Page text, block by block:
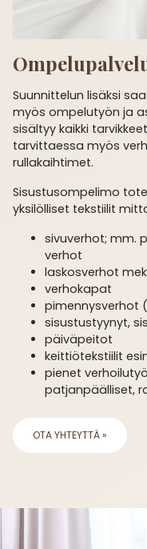
Suunnittelun lisäksi
myös ompelutyön ja
sisältyy kaikki
tarvittaessa myös
rullakaihtimet.
Sisustus­ompelimo
yksilölliset tekstiilit
sivuverhot; mm.
verhot
laskosverhot
verhokapat
pimennysverhot
sisustustyynyt,
päiväpeitot
keittiö­tekstiilit
pienet
patjanpäälliset,
OTA YHTEYTTÄ »